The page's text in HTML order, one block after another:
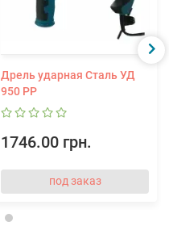
Дрель ударная Сталь УД
950 РР
1746.00 грн.
под заказ